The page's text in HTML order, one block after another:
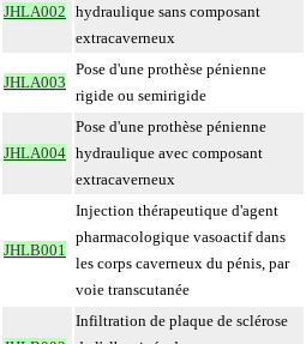
JHLA002 hydraulique sans composant
extracaverneux
JHLA003
Pose d'une prothèse pénienne
rigide ou semirigide
JHLA004
Pose d'une prothèse pénienne
hydraulique avec composant
extracaverneux
JHLB001
Injection thérapeutique d'agent
pharmacologique vasoactif dans
les corps caverneux du pénis, par
voie transcutanée
Infiltration de plaque de sclérose